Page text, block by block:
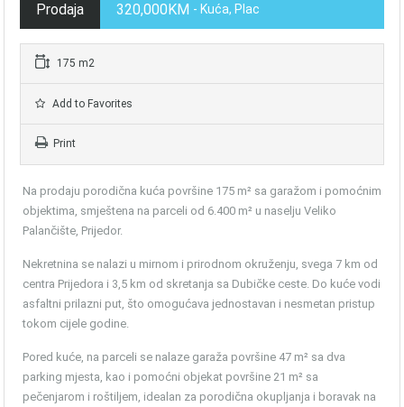
Prodaja 320,000KM - Kuća, Plac
175 m2
Add to Favorites
Print
Na prodaju porodična kuća površine 175 m² sa garažom i pomoćnim
objektima, smještena na parceli od 6.400 m² u naselju Veliko
Palančište, Prijedor.
Nekretnina se nalazi u mirnom i prirodnom okruženju, svega 7 km od
centra Prijedora i 3,5 km od skretanja sa Dubičke ceste. Do kuće vodi
asfaltni prilazni put, što omogućava jednostavan i nesmetan pristup
tokom cijele godine.
Pored kuće, na parceli se nalaze garaža površine 47 m² sa dva
parking mjesta, kao i pomoćni objekat površine 21 m² sa
pečenjarom i roštiljem, idealan za porodična okupljanja i boravak na